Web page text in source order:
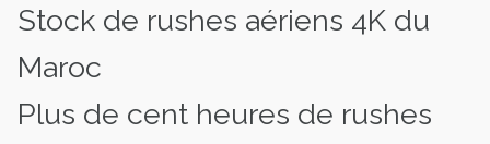
Stock de rushes aériens 4K du
Maroc
Plus de cent heures de rushes